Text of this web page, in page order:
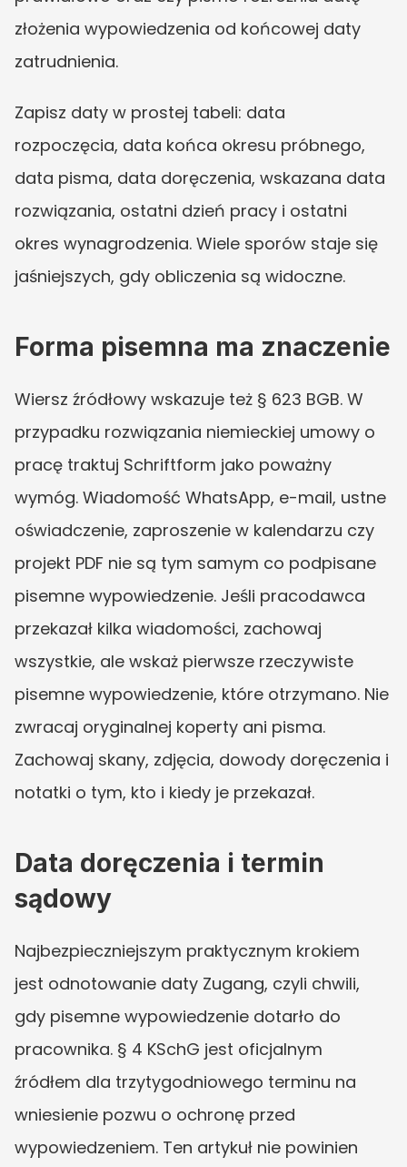
złożenia wypowiedzenia od końcowej daty
zatrudnienia.
Zapisz daty w prostej tabeli: data
rozpoczęcia, data końca okresu próbnego,
data pisma, data doręczenia, wskazana data
rozwiązania, ostatni dzień pracy i ostatni
okres wynagrodzenia. Wiele sporów staje się
jaśniejszych, gdy obliczenia są widoczne.
Forma pisemna ma znaczenie
Wiersz źródłowy wskazuje też § 623 BGB. W
przypadku rozwiązania niemieckiej umowy o
pracę traktuj Schriftform jako poważny
wymóg. Wiadomość WhatsApp, e-mail, ustne
oświadczenie, zaproszenie w kalendarzu czy
projekt PDF nie są tym samym co podpisane
pisemne wypowiedzenie. Jeśli pracodawca
przekazał kilka wiadomości, zachowaj
wszystkie, ale wskaż pierwsze rzeczywiste
pisemne wypowiedzenie, które otrzymano. Nie
zwracaj oryginalnej koperty ani pisma.
Zachowaj skany, zdjęcia, dowody doręczenia i
notatki o tym, kto i kiedy je przekazał.
Data doręczenia i termin
sądowy
Najbezpieczniejszym praktycznym krokiem
jest odnotowanie daty Zugang, czyli chwili,
gdy pisemne wypowiedzenie dotarło do
pracownika. § 4 KSchG jest oficjalnym
źródłem dla trzytygodniowego terminu na
wniesienie pozwu o ochronę przed
wypowiedzeniem. Ten artykuł nie powinien